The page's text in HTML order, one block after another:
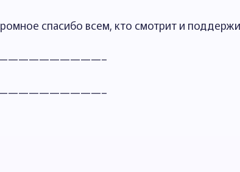
спасибо всем, кто смотрит и